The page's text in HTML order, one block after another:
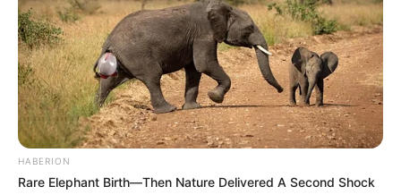
HABERION
Rare Elephant Birth—Then Nature Delivered A Second Shock